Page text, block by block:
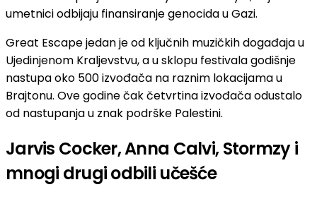
umetnici odbijaju finansiranje genocida u Gazi.
Great Escape jedan je od ključnih muzičkih događaja u
Ujedinjenom Kraljevstvu, a u sklopu festivala godišnje
nastupa oko 500 izvođača na raznim lokacijama u
Brajtonu. Ove godine čak četvrtina izvođača odustalo
od nastupanja u znak podrške Palestini.
Jarvis Cocker, Anna Calvi, Stormzy i
mnogi drugi odbili učešće